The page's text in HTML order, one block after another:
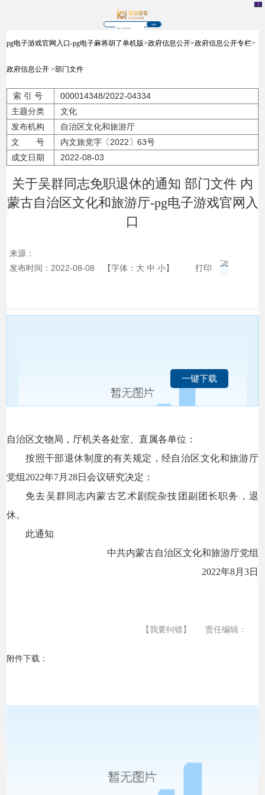
搜索
pg电子游戏官网入口-pg电子麻将胡了单机版>政府信息公开>政府信息公开专栏>
政府信息公开 >部门文件
索 引 号
000014348/2022-04334
主题分类
文化
发布机构
自治区文化和旅游厅
文 号
内文旅党字〔2022〕63号
成文日期
2022-08-03
关于吴群同志免职退休的通知 部门文件 内
蒙古自治区文化和旅游厅-pg电子游戏官网入
口
来源：
发布时间：2022-08-08
【字体： 大 中 小】 打印
一键下载
自治区文物局，厅机关各处室、直属各单位：
按照干部退休制度的有关规定，经自治区文化和旅游厅
党组2022年7月28日会议研究决定：
免去吴群同志内蒙古艺术剧院杂技团副团长职务，退
休。
此通知
中共内蒙古自治区文化和旅游厅党组
2022年8月3日
【我要纠错】 责任编辑：
附件下载：